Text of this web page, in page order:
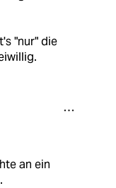
"nur" die
an ein